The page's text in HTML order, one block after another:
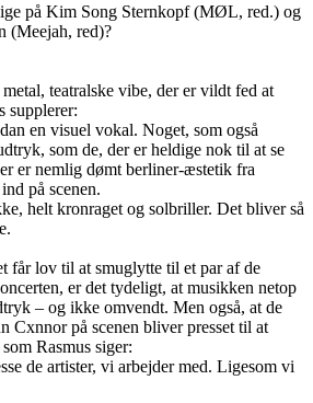
på Kim Song Sternkopf (MØL, red.) og
(Meejah, red)?
teatralske vibe, der er vildt fed at
supplerer:
en visuel vokal. Noget, som også
som de, der er heldige nok til at se
er nemlig dømt berliner-æstetik fra
på scenen.
helt kronraget og solbriller. Det bliver så
får lov til at smuglytte til et par af de
er det tydeligt, at musikken netop
– og ikke omvendt. Men også, at de
Cxnnor på scenen bliver presset til at
Rasmus siger:
de artister, vi arbejder med. Ligesom vi